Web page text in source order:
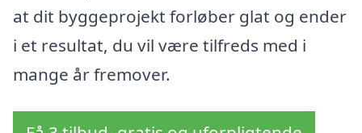
at dit byggeprojekt forløber glat og ender
i et resultat, du vil være tilfreds med i
mange år fremover.